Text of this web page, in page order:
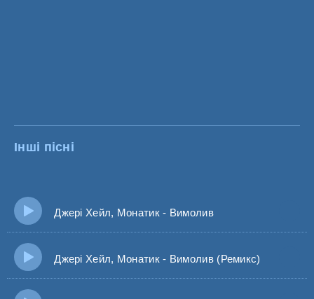
Інші пісні
Джері Хейл, Монатик - Вимолив
Джері Хейл, Монатик - Вимолив (Ремикс)